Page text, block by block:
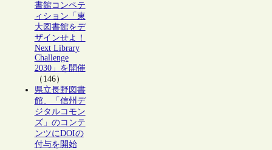
書館コンペテ
ィション「東
大図書館をデ
ザインせよ！
Next Library
Challenge
2030」を開催
（146）
県立長野図書
館、「信州デ
ジタルコモン
ズ」のコンテ
ンツにDOIの
付与を開始